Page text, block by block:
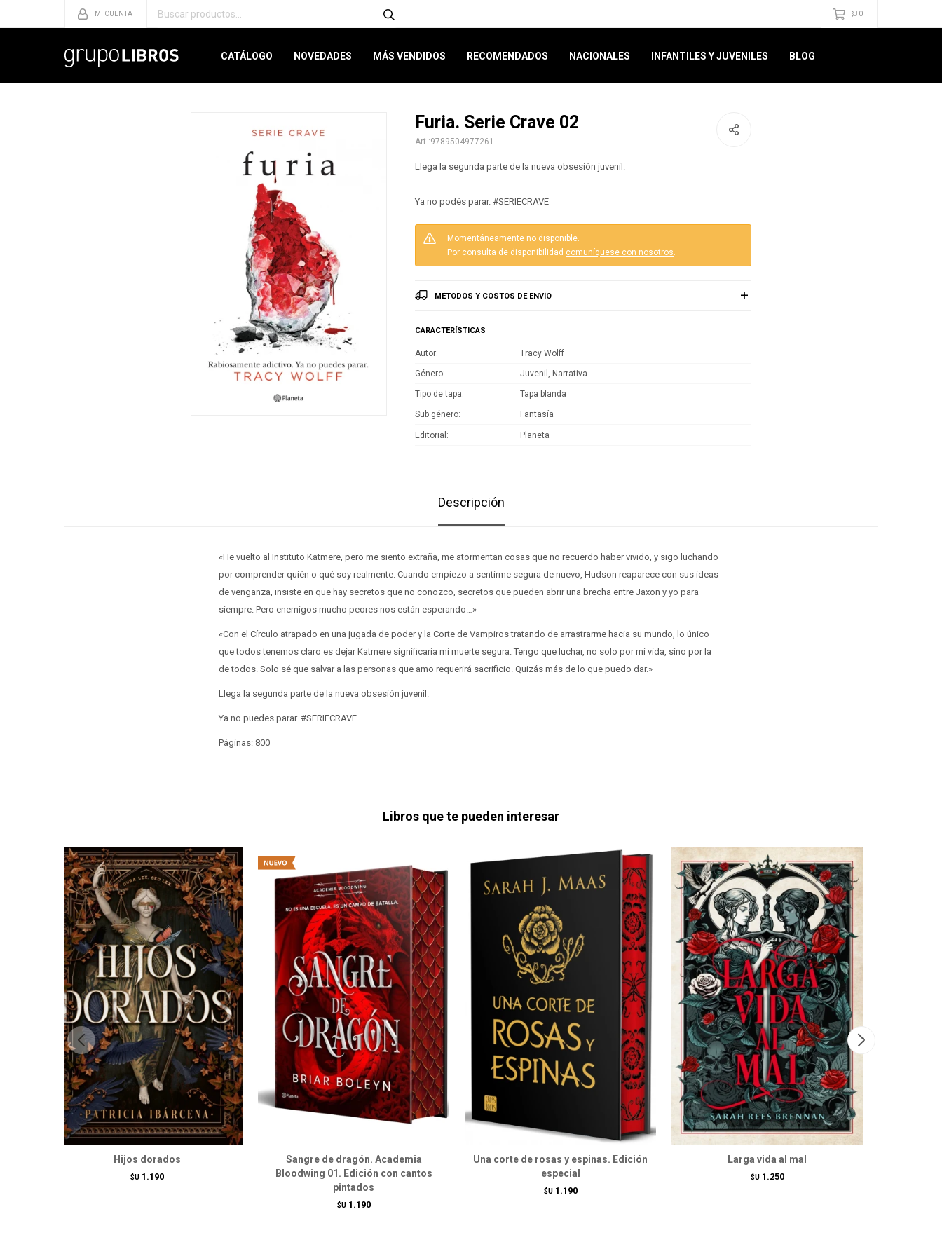
CATÁLOGO NOVEDADES MÁS VENDIDOS RECOMENDADOS NACIONALES INFANTILES Y JUVENILES BLOG
$U 0
Furia. Serie Crave 02
9789504977261
Llega la segunda parte de la nueva obsesión juvenil.
Ya no podés parar. #SERIECRAVE
Momentáneamente no disponible.
Por consulta de disponibilidad comuníquese con nosotros.
MÉTODOS Y COSTOS DE ENVÍO
CARACTERÍSTICAS
Autor Tracy Wolff
Género Juvenil, Narrativa
Tipo de tapa Tapa blanda
Sub género Fantasía
Editorial Planeta
Descripción
«He vuelto al Instituto Katmere, pero me siento extraña, me atormentan cosas que no recuerdo haber vivido, y sigo luchando
por comprender quién o qué soy realmente. Cuando empiezo a sentirme segura de nuevo, Hudson reaparece con sus ideas
de venganza, insiste en que hay secretos que no conozco, secretos que pueden abrir una brecha entre Jaxon y yo para
siempre. Pero enemigos mucho peores nos están esperando…»
«Con el Círculo atrapado en una jugada de poder y la Corte de Vampiros tratando de arrastrarme hacia su mundo, lo único
que todos tenemos claro es dejar Katmere significaría mi muerte segura. Tengo que luchar, no solo por mi vida, sino por la
de todos. Solo sé que salvar a las personas que amo requerirá sacrificio. Quizás más de lo que puedo dar.»
Llega la segunda parte de la nueva obsesión juvenil.
Ya no puedes parar. #SERIECRAVE
Páginas: 800
Libros que te pueden interesar
Hijos dorados
$U 1.190
Sangre de dragón. Academia
Bloodwing 01. Edición con cantos
pintados
$U 1.190
Una corte de rosas y espinas. Edición
especial
$U 1.190
Larga vida al mal
$U 1.250